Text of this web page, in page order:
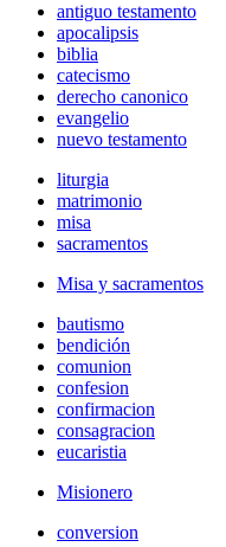
antiguo testamento
apocalipsis
biblia
catecismo
derecho canonico
evangelio
nuevo testamento
liturgia
matrimonio
misa
sacramentos
Misa y sacramentos
bautismo
bendición
comunion
confesion
confirmacion
consagracion
eucaristia
Misionero
conversion